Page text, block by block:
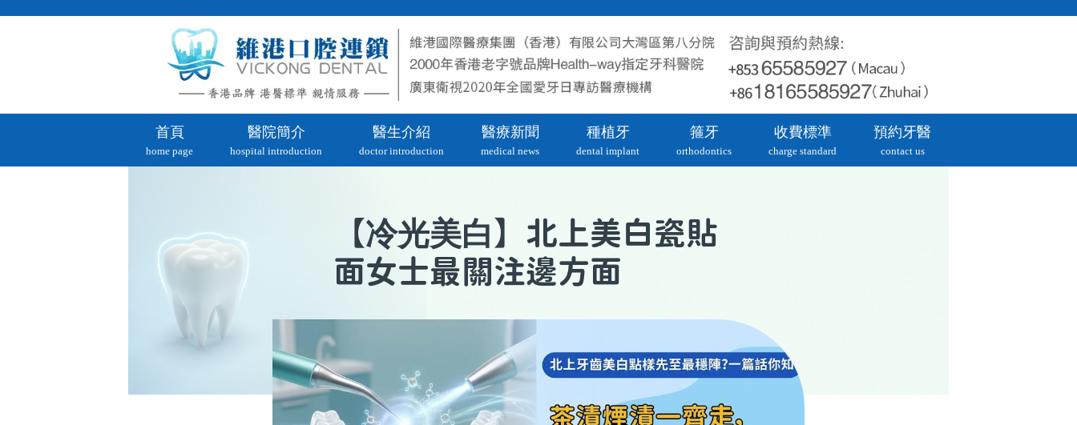
首頁
home page
醫院簡介
hospital introduction
醫生介紹
doctor introduction
醫療新聞
medical news
種植牙
dental implant
箍牙
orthodontics
收費標準
charge standard
預約牙醫
contact us
【冷光美白 】北上美白瓷貼
面女士最關注邊方面